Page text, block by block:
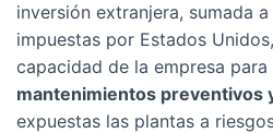
inversión extranjera, sumada
impuestas por Estados
capacidad de la empresa para
mantenimientos preventivos
expuestas las plantas a